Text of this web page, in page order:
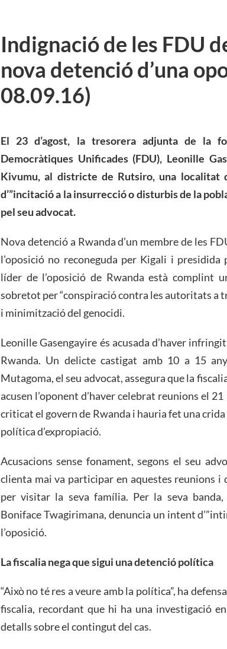
Indignació de les FDU
nova detenció d’una
08.09.16)
El 23 d’agost, la tresorera adjunta de la
Democràtiques Unificades (FDU), Leonille
Kivumu, al districte de Rutsiro, una localitat
d’”incitació a la insurrecció o disturbis de la
pel seu advocat.
Nova detenció a Rwanda d’un membre de les
l’oposició no reconeguda per Kigali i
líder de l’oposició de Rwanda està complint
sobretot per “conspiració contra les autoritats a
i minimització del genocidi.
Leonille Gasengayire és acusada d’haver
Rwanda. Un delicte castigat amb 10 a 15
Mutagoma, el seu advocat, assegura que la
acusen l’oponent d’haver celebrat reunions el
criticat el govern de Rwanda i hauria fet una
política d’expropiació.
Acusacions sense fonament, segons el seu
clienta mai va participar en aquestes reunions i
per visitar la seva família. Per la seva
Boniface Twagirimana, denuncia un intent
l’oposició.
La fiscalia nega que sigui una detenció política
“Això no té res a veure amb la política”, ha
fiscalia, recordant que hi ha una investigació
detalls sobre el contingut del cas.